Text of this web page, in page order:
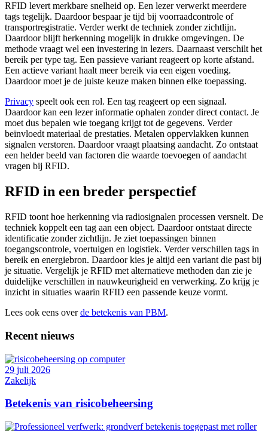
RFID levert merkbare snelheid op. Een lezer verwerkt meerdere
tags tegelijk. Daardoor bespaar je tijd bij voorraadcontrole of
transportregistratie. Verder werkt de techniek zonder zichtlijn.
Daardoor blijft herkenning mogelijk in drukke omgevingen. De
methode vraagt wel een investering in lezers. Daarnaast verschilt het
bereik per type tag. Een passieve variant reageert op korte afstand.
Een actieve variant haalt meer bereik via een eigen voeding.
Daardoor moet je de juiste keuze maken binnen elke toepassing.
Privacy speelt ook een rol. Een tag reageert op een signaal.
Daardoor kan een lezer informatie ophalen zonder direct contact. Je
moet dus bepalen wie toegang krijgt tot de gegevens. Verder
beïnvloedt materiaal de prestaties. Metalen oppervlakken kunnen
signalen verstoren. Daardoor vraagt plaatsing aandacht. Zo ontstaat
een helder beeld van factoren die waarde toevoegen of aandacht
vragen bij RFID.
RFID in een breder perspectief
RFID toont hoe herkenning via radiosignalen processen versnelt. De
techniek koppelt een tag aan een object. Daardoor ontstaat directe
identificatie zonder zichtlijn. Je ziet toepassingen binnen
toegangscontrole, voertuigen en logistiek. Verder verschillen tags in
bereik en energiebron. Daardoor kies je altijd een variant die past bij
je situatie. Vergelijk je RFID met alternatieve methoden dan zie je
duidelijke verschillen in nauwkeurigheid en verwerking. Zo krijg je
inzicht in situaties waarin RFID een passende keuze vormt.
Lees ook eens overde betekenis van PBM.
Recent nieuws
29 juli 2026
Zakelijk
Betekenis van risicobeheersing